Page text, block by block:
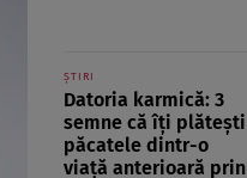
ȘTIRI
Datoria karmică: 3
semne că îți plătești
păcatele dintr-o
viață anterioară prin